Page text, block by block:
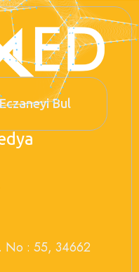
Bul
No : 55, 34662